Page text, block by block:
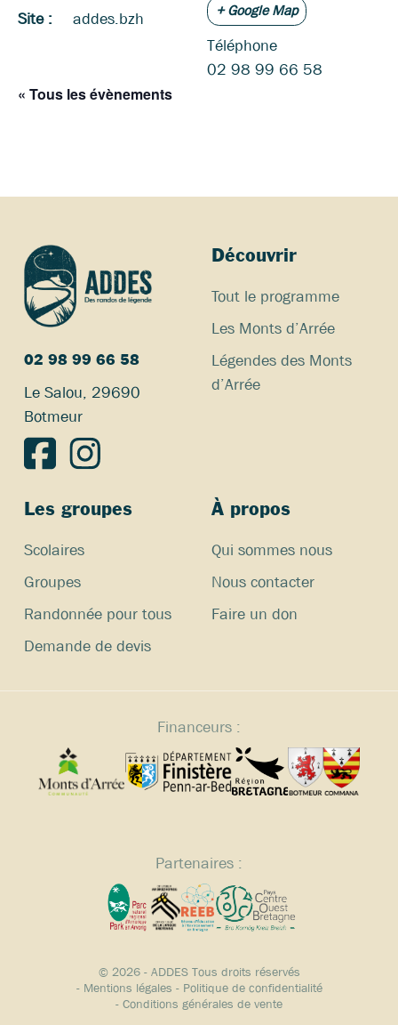
Site :
addes.bzh + Google Map
Téléphone
02 98 99 66 58
« Tous les évènements
02 98 99 66 58
Le Salou, 29690
Botmeur
Découvrir
Tout le programme
Les Monts d’Arrée
Légendes des Monts
d’Arrée
Les groupes
Scolaires
Groupes
Randonnée pour tous
Demande de devis
À propos
Qui sommes nous
Nous contacter
Faire un don
Financeurs :
Partenaires :
© 2026 - ADDES Tous droits réservés
- Mentions légales - Politique de confidentialité
- Conditions générales de vente